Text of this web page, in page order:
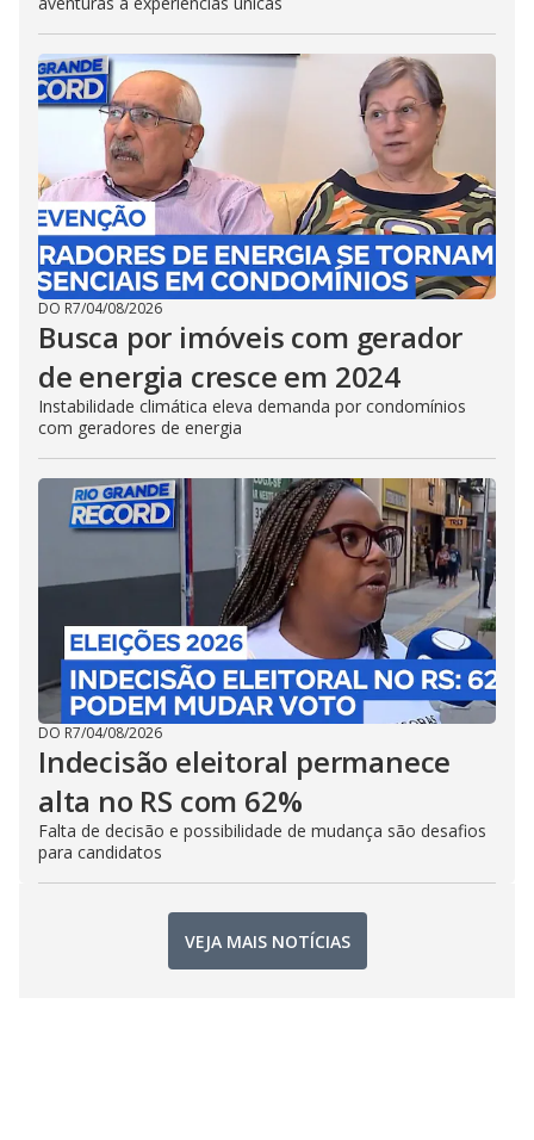
DO R7/04/08/2026
Busca por imóveis com gerador
de energia cresce em 2024
Instabilidade climática eleva demanda por condomínios
com geradores de energia
DO R7/04/08/2026
Indecisão eleitoral permanece
alta no RS com 62%
Falta de decisão e possibilidade de mudança são desafios
para candidatos
VEJA MAIS NOTÍCIAS